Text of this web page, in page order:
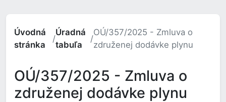
Úvodná
stránka
/
Úradná
tabuľa
/
OÚ/357/2025 - Zmluva o
združenej dodávke plynu
OÚ/357/2025 - Zmluva o
združenej dodávke plynu